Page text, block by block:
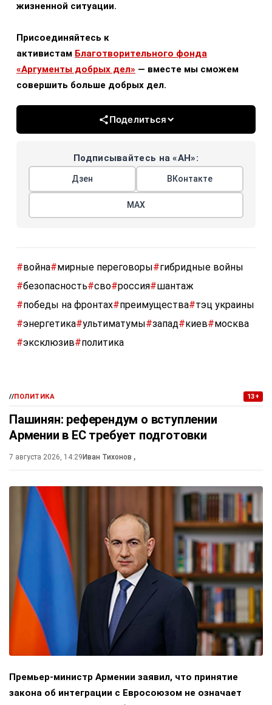
жизненной ситуации.
Присоединяйтесь к
активистам Благотворительного фонда
«Аргументы добрых дел» — вместе мы сможем
совершить больше добрых дел.
Поделиться
Подписывайтесь на «АН»:
Дзен ВКонтакте
МАХ
#война#мирные переговоры#гибридные войны
#безопасность#сво#россия#шантаж
#победы на фронтах#преимущества#тэц украины
#энергетика#ультиматумы#запад#киев#москва
#эксклюзив#политика
//ПОЛИТИКА 13+
Пашинян: референдум о вступлении
Армении в ЕС требует подготовки
7 августа 2026, 14:29 Иван Тихонов ,
Премьер-министр Армении заявил, что принятие
закона об интеграции с Евросоюзом не означает